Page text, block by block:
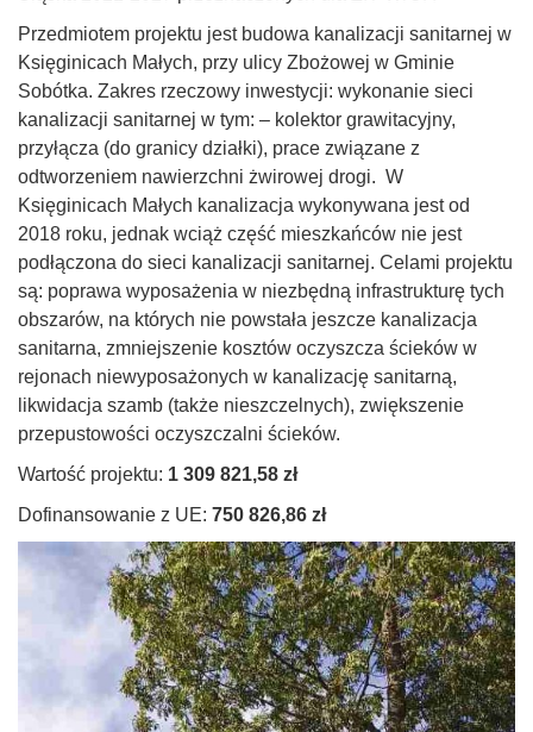
Przedmiotem projektu jest budowa kanalizacji sanitarnej w
Księginicach Małych, przy ulicy Zbożowej w Gminie
Sobótka. Zakres rzeczowy inwestycji: wykonanie sieci
kanalizacji sanitarnej w tym: – kolektor grawitacyjny,
przyłącza (do granicy działki), prace związane z
odtworzeniem nawierzchni żwirowej drogi. W
Księginicach Małych kanalizacja wykonywana jest od
2018 roku, jednak wciąż część mieszkańców nie jest
podłączona do sieci kanalizacji sanitarnej. Celami projektu
są: poprawa wyposażenia w niezbędną infrastrukturę tych
obszarów, na których nie powstała jeszcze kanalizacja
sanitarna, zmniejszenie kosztów oczyszcza ścieków w
rejonach niewyposażonych w kanalizację sanitarną,
likwidacja szamb (także nieszczelnych), zwiększenie
przepustowości oczyszczalni ścieków.
Wartość projektu: 1 309 821,58 zł
Dofinansowanie z UE: 750 826,86 zł